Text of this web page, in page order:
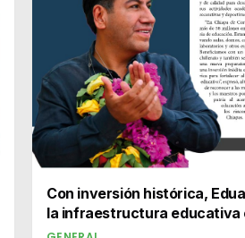
Con inversión histórica,
la infraestructura educativa